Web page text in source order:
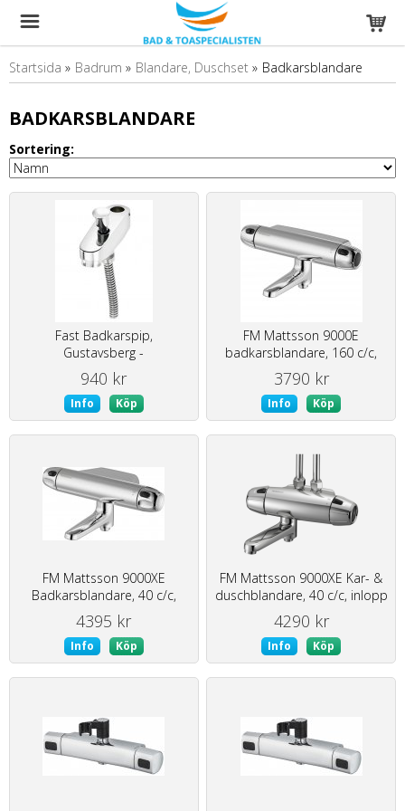
Startsida » Badrum » Blandare, Duschset » Badkarsblandare
BADKARSBLANDARE
Sortering:
Fast Badkarspip,
Gustavsberg -
visningsexemplar
940 kr
Info Köp
FM Mattsson 9000E
badkarsblandare, 160 c/c,
inlopp ned
3790 kr
Info Köp
FM Mattsson 9000XE
Badkarsblandare, 40 c/c,
inlopp ned
4395 kr
Info Köp
FM Mattsson 9000XE Kar- &
duschblandare, 40 c/c, inlopp
ovanifrån
4290 kr
Info Köp